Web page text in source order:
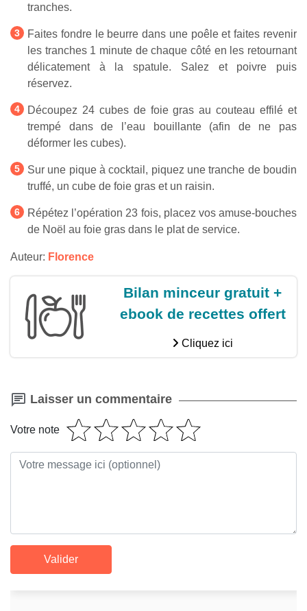
tranches.
Faites fondre le beurre dans une poêle et faites revenir
les tranches 1 minute de chaque côté en les retournant
délicatement à la spatule. Salez et poivre puis
réservez.
Découpez 24 cubes de foie gras au couteau effilé et
trempé dans de l’eau bouillante (afin de ne pas
déformer les cubes).
Sur une pique à cocktail, piquez une tranche de boudin
truffé, un cube de foie gras et un raisin.
Répétez l’opération 23 fois, placez vos amuse-bouches
de Noël au foie gras dans le plat de service.
Auteur: Florence
Bilan minceur gratuit +
ebook de recettes offert
Cliquez ici
Laisser un commentaire
Votre note